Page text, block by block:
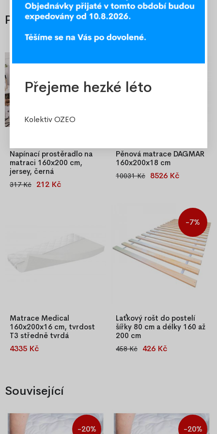
Příslušenství
Napínací prostěradlo na
matraci 160x200 cm,
jersey, černá
Napínací prostěradlo Jersey
317 Kč 212 Kč
Pěnová matrace DAGMAR
160x200x18 cm
Zajistí zdravý a komfortní
využitelnými stranami. Skvělé
ortopedické vlastnosti,
komfortní, antibakteriální.
10031 Kč 8526 Kč
Matrace Medical
160x200x16 cm, tvrdost
T3 středně tvrdá
PUR matrace Medical
potahem na 40 °C. Skvělá
4335 Kč
-7%
Laťkový rošt do postelí
šířky 80 cm a délky 160 až
200 cm
Laťkový rošt z borovicového
458 Kč 426 Kč
Související
-20% -20%
Přejeme hezké léto
Kolektiv OZEO